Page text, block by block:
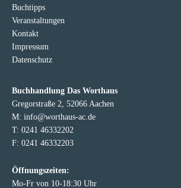
Buchtipps
Veranstaltungen
Kontakt
Impressum
Datenschutz
Buchhandlung Das Worthaus
Gregorstraße 2, 52066 Aachen
M: info@worthaus-ac.de
T: 0241 46332202
F: 0241 46332203
Öffnungszeiten:
Mo-Fr von 10-18:30 Uhr